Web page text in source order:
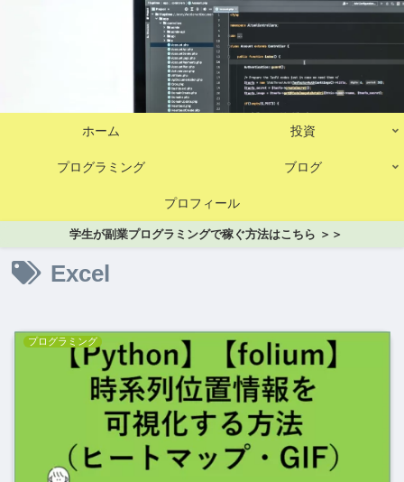
ホーム 投資
プログラミング ブログ
プロフィール
学生が副業プログラミングで稼ぐ方法はこちら ＞＞
Excel
プログラミング